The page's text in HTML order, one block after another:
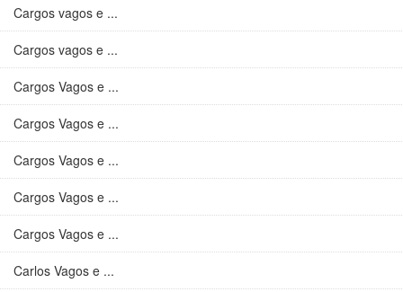
Cargos vagos e ...
Cargos vagos e ...
Cargos Vagos e ...
Cargos Vagos e ...
Cargos Vagos e ...
Cargos Vagos e ...
Cargos Vagos e ...
Carlos Vagos e ...